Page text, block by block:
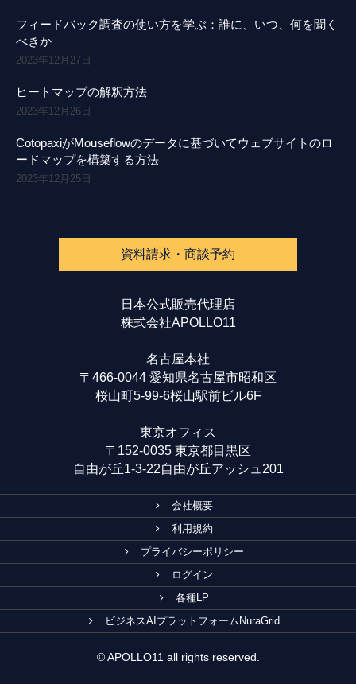
フィードバック調査の使い方を学ぶ：誰に、いつ、何を聞く
べきか
2023年12月27日
ヒートマップの解釈方法
2023年12月26日
CotopaxiがMouseflowのデータに基づいてウェブサイトのロ
ードマップを構築する方法
2023年12月25日
資料請求・商談予約
日本公式販売代理店
株式会社APOLLO11
名古屋本社
〒466-0044 愛知県名古屋市昭和区
桜山町5-99-6桜山駅前ビル6F
東京オフィス
〒152-0035 東京都目黒区
自由が丘1-3-22自由が丘アッシュ201
会社概要
利用規約
プライバシーポリシー
ログイン
各種LP
ビジネスAIプラットフォームNuraGrid
© APOLLO11 all rights reserved.